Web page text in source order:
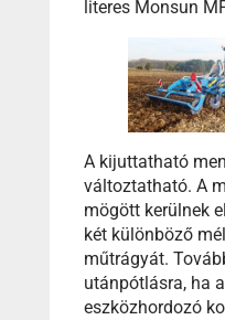
literes Monsun
A kijuttatható
változtatható. A
mögött kerülnek
két különböző
műtrágyát.
utánpótlásra, ha
eszközhordozó